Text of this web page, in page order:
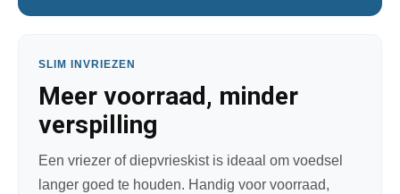
SLIM INVRIEZEN
Meer voorraad, minder
verspilling
Een vriezer of diepvrieskist is ideaal om voedsel
langer goed te houden. Handig voor voorraad,